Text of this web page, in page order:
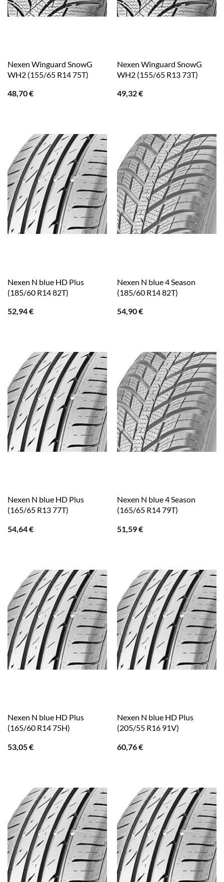
Nexen Winguard SnowG
WH2 (155/65 R14 75T)
48,70€
Nexen Winguard SnowG
WH2 (155/65 R13 73T)
49,32€
Nexen N blue HD Plus
(185/60 R14 82T)
52,94€
Nexen N blue 4 Season
(185/60 R14 82T)
54,90€
Nexen N blue HD Plus
(165/65 R13 77T)
54,64€
Nexen N blue 4 Season
(165/65 R14 79T)
51,59€
Nexen N blue HD Plus
(165/60 R14 75H)
53,05€
Nexen N blue HD Plus
(205/55 R16 91V)
60,76€